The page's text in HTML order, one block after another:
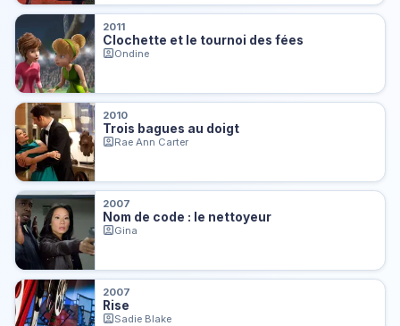
2011
Clochette et le tournoi des fées
Ondine
2010
Trois bagues au doigt
Rae Ann Carter
2007
Nom de code : le nettoyeur
Gina
2007
Rise
Sadie Blake